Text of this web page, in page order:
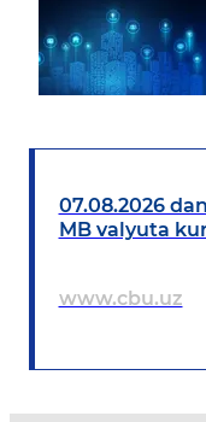
07.08.2026 dan
MB valyuta
www.cbu.uz